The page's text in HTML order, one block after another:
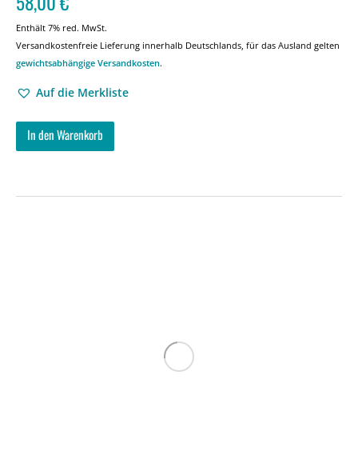
Enthält 7% red. MwSt.
Versandkostenfreie Lieferung innerhalb Deutschlands, für das Ausland gelten
gewichtsabhängige Versandkosten.
Auf die Merkliste
In den Warenkorb